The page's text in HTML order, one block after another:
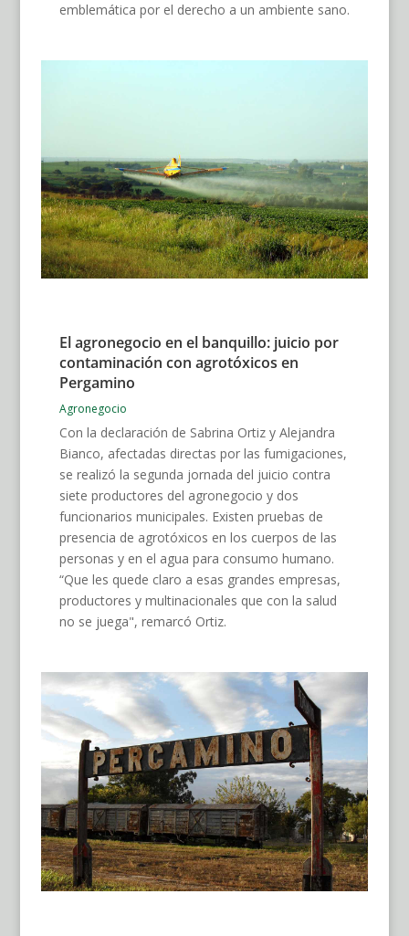
emblemática por el derecho a un ambiente sano.
El agronegocio en el banquillo: juicio por
contaminación con agrotóxicos en
Pergamino
Agronegocio
Con la declaración de Sabrina Ortiz y Alejandra
Bianco, afectadas directas por las fumigaciones,
se realizó la segunda jornada del juicio contra
siete productores del agronegocio y dos
funcionarios municipales. Existen pruebas de
presencia de agrotóxicos en los cuerpos de las
personas y en el agua para consumo humano.
“Que les quede claro a esas grandes empresas,
productores y multinacionales que con la salud
no se juega", remarcó Ortiz.